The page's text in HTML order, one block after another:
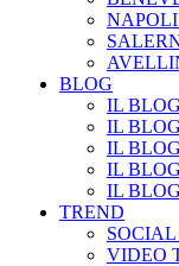
BLOG
IL
IL
IL
IL
IL
TREND
VIDEO